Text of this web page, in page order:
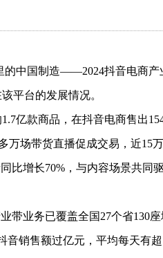
的中国制造——2024抖音电商产
平台的发展情况。
亿款商品，在抖音电商售出
万场带货直播促成交易，近15
比增长70%，与内容场景共同
带业务已覆盖全国27个省130
销售额过亿元，平均每天有